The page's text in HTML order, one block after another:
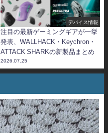
デバイス情報
注目の最新ゲーミングギアが一挙
発表、WALLHACK・Keychron・
ATTACK SHARKの新製品まとめ
2026.07.25